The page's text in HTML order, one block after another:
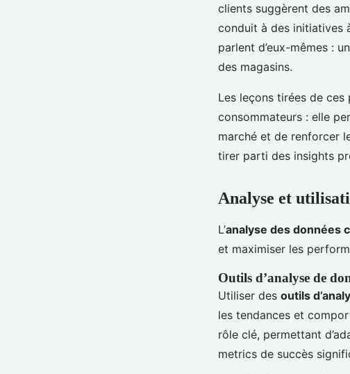
clients suggèrent des
conduit à des initiatives
parlent d’eux-mêmes :
des magasins.
Les leçons tirées de ces
consommateurs : elle
marché et de renforcer
tirer parti des insights
Analyse et
L’analyse des données
et maximiser les
Outils d’analyse de
Utiliser des outils
les tendances et
rôle clé, permettant
metrics de succès